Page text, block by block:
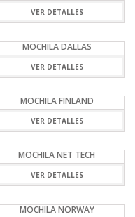
VER DETALLES
MOCHILA DALLAS
VER DETALLES
MOCHILA FINLAND
VER DETALLES
MOCHILA NET TECH
VER DETALLES
MOCHILA NORWAY